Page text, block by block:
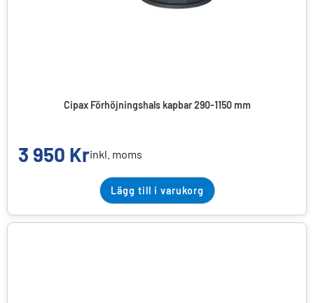
Cipax Förhöjningshals kapbar 290-1150 mm
3 950 Krinkl. moms
Lägg till i varukorg